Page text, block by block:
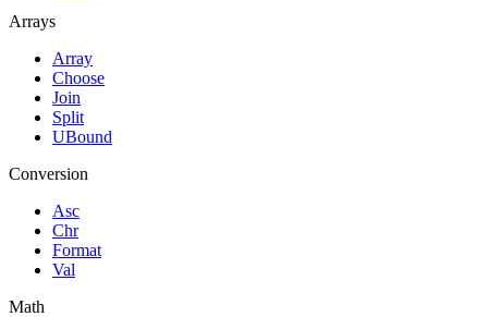
Arrays
Array
Choose
Join
Split
UBound
Conversion
Asc
Chr
Format
Val
Math